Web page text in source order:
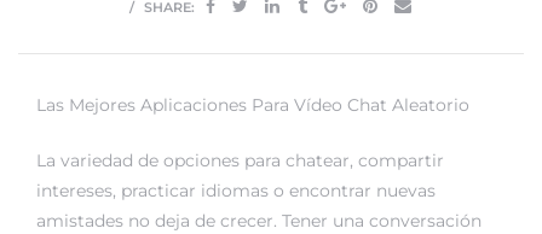
SHARE:
Las Mejores Aplicaciones Para Vídeo Chat Aleatorio
La variedad de opciones para chatear, compartir
intereses, practicar idiomas o encontrar nuevas
amistades no deja de crecer. Tener una conversación